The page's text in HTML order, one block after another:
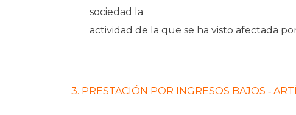
sociedad la
actividad de la que se ha visto afectada
3. PRESTACIÓN POR INGRESOS BAJOS ‐